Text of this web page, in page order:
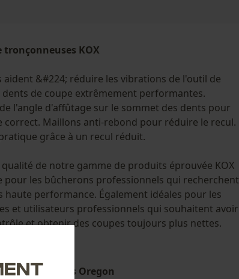
tronçonneuses KOX
aident &#224; réduire les vibrations de l'outil de
dents de coupe extrêmement performantes.
l'angle d'affûtage sur le sommet des dents pour
correct. Maillons anti-rebond pour réduire le recul.
grâce à un recul réduit.
qualité de notre gamme de produits éprouvée KOX
pour les bûcherons professionnels qui recherchent
haute performance. Également idéales pour les
et utilisateurs professionnels qui souhaitent avoir
et obtenir des coupes toujours plus nettes.
facile.
tronçonneuses Oregon